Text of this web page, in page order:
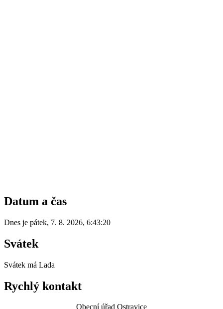
Datum a čas
Dnes je pátek, 7. 8. 2026, 6:43:20
Svátek
Svátek má Lada
Rychlý kontakt
Obecní úřad Ostravice